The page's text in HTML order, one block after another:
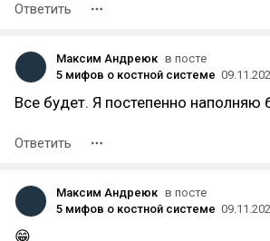
Ответить
Максим Андреюк в посте
5 мифов о костной системе
Все будет. Я постепенно наполняю
Ответить
Максим Андреюк в посте
5 мифов о костной системе
😁